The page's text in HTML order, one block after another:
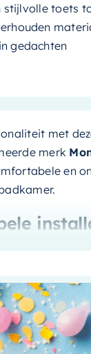
stijlvolle toets
gedachten
met
merk
en
betekent dat
wilt in uw
en